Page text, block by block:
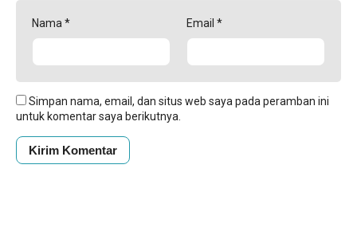
Nama * Email *
Simpan nama, email, dan situs web saya pada peramban ini
untuk komentar saya berikutnya.